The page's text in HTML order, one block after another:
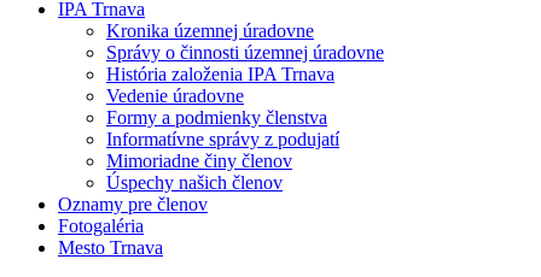
IPA Trnava
Kronika územnej úradovne
Správy o činnosti územnej úradovne
História založenia IPA Trnava
Vedenie úradovne
Formy a podmienky členstva
Informatívne správy z podujatí
Mimoriadne činy členov
Úspechy našich členov
Oznamy pre členov
Fotogaléria
Mesto Trnava